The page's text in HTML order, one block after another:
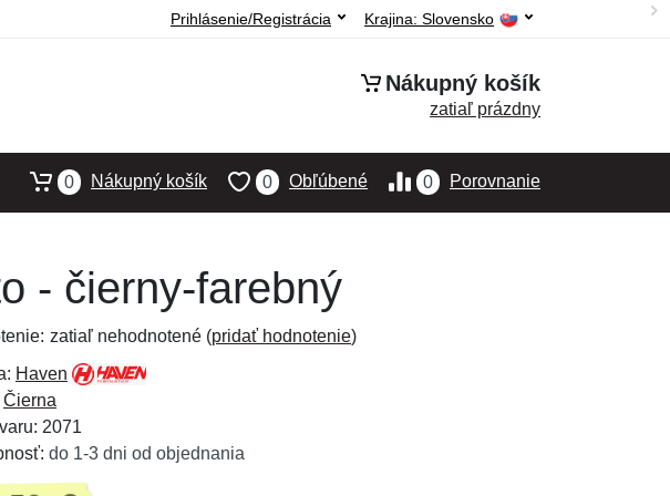
Krajina: Slovensko
Prihlásenie/Registrácia
Nákupný košík
zatiaľ prázdny
0 Porovnanie
0 Obľúbené
0 Nákupný košík
- čierny-farebný
zatiaľ nehodnotené (pridať hodnotenie)
Haven
Čierna
2071
do 1-3 dni od objednania